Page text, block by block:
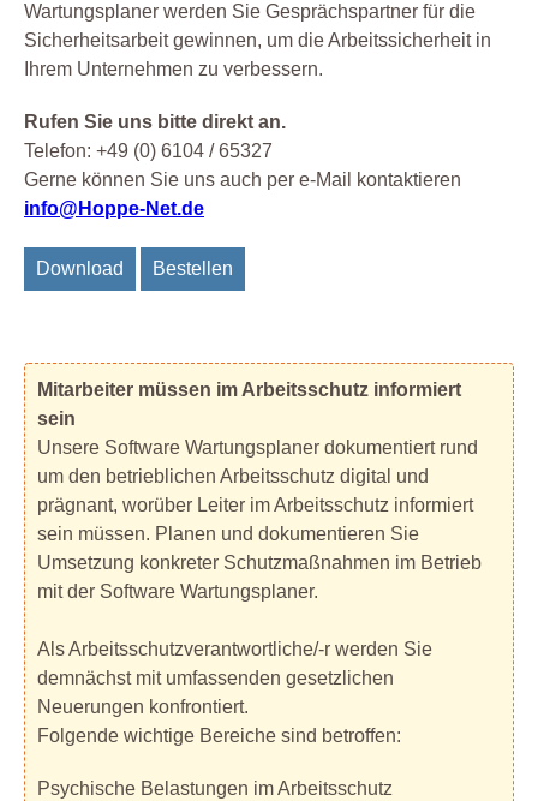
Wartungsplaner werden Sie Gesprächspartner für die
Sicherheitsarbeit gewinnen, um die Arbeitssicherheit in
Ihrem Unternehmen zu verbessern.
Rufen Sie uns bitte direkt an.
Telefon: +49 (0) 6104 / 65327
Gerne können Sie uns auch per e-Mail kontaktieren
info@Hoppe-Net.de
Download Bestellen
Mitarbeiter müssen im Arbeitsschutz informiert
sein
Unsere Software Wartungsplaner dokumentiert rund
um den betrieblichen Arbeitsschutz digital und
prägnant, worüber Leiter im Arbeitsschutz informiert
sein müssen. Planen und dokumentieren Sie
Umsetzung konkreter Schutzmaßnahmen im Betrieb
mit der Software Wartungsplaner.
Als Arbeitsschutzverantwortliche/-r werden Sie
demnächst mit umfassenden gesetzlichen
Neuerungen konfrontiert.
Folgende wichtige Bereiche sind betroffen:
Psychische Belastungen im Arbeitsschutz